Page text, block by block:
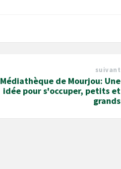
suivant
Médiathèque de Mourjou: Une
idée pour s'occuper, petits et
grands